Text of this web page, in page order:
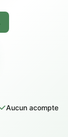
Aucun acompte